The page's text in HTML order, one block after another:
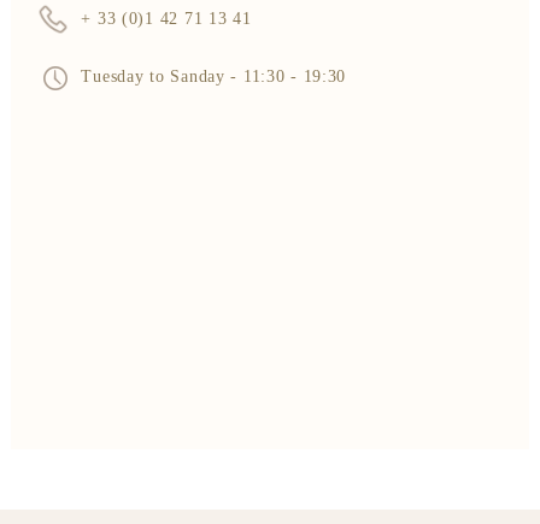
+ 33 (0)1 42 71 13 41
Tuesday to Sanday - 11:30 - 19:30